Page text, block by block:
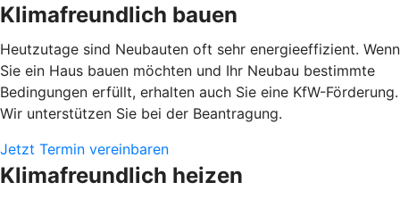
Klimafreundlich bauen
Heutzutage sind Neubauten oft sehr energieeffizient. Wenn
Sie ein Haus bauen möchten und Ihr Neubau bestimmte
Bedingungen erfüllt, erhalten auch Sie eine KfW-Förderung.
Wir unterstützen Sie bei der Beantragung.
Jetzt Termin vereinbaren
Klimafreundlich heizen